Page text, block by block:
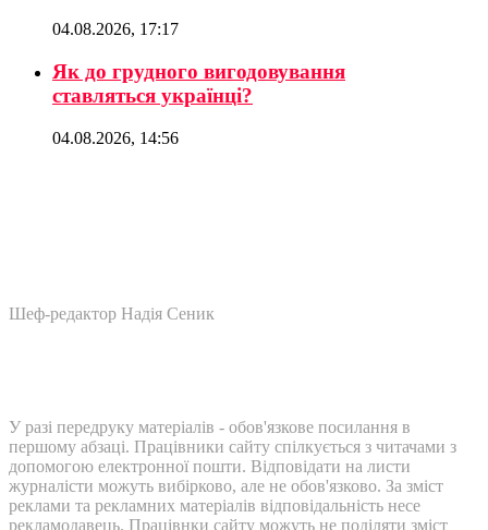
04.08.2026, 17:17
Як до грудного вигодовування
ставляться українці?
04.08.2026, 14:56
Шеф-редактор Надія Сеник
У разі передруку матеріалів - обов'язкове посилання в
першому абзаці. Працівники сайту спілкується з читачами з
допомогою електронної пошти. Відповідати на листи
журналісти можуть вибірково, але не обов'язково. За зміст
реклами та рекламних матеріалів відповідальність несе
рекламодавець. Працівнки сайту можуть не поділяти зміст